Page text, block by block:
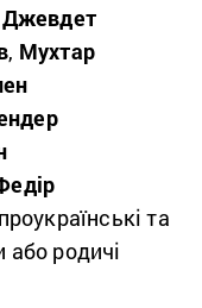
Джевдет
, Мухтар
та
або родичі